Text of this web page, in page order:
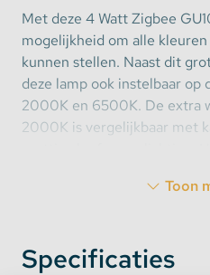
Met deze 4 Watt Zigbee
mogelijkheid om alle
kunnen stellen. Naast dit
deze lamp ook instelbaar op
2000K en 6500K. De extra
2000K is vergelijkbaar met
bij naar bijvoorbeeld
Extra smalle
Toon
Specificaties